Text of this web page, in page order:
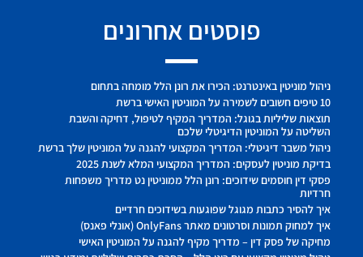
פוסטים אחרונים
ניהול מוניטין באינטרנט: הכירו את רונן הלל מומחה בתחום
תוצאות שליליות בגוגל: המדריך המקיף לטיפול, דחיקה והשבת
השליטה על המוניטין הדיגיטלי שלכם
ניהול משבר דיגיטלי: המדריך המקצועי להגנה על המוניטין שלך ברשת
בדיקת מוניטין לעסקים: המדריך המקצועי המלא לשנת 2025
פסקי דין חוסמים שידוכים: רונן הלל ממוניטין נט מדריך משפחות
חרדיות
איך להסיר כתבות מגוגל שפוגעות בשידוכים חרדיים
איך למחוק תמונות וסרטונים מאתר OnlyFans (אונלי פאנס)
מחיקה של פסק דין – מדריך מקיף להגנה על המוניטין האישי